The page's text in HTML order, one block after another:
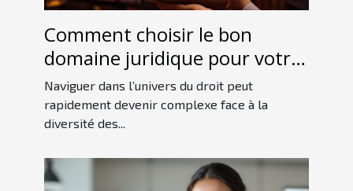
Comment choisir le bon
domaine juridique pour votre
cas ?
Naviguer dans l’univers du droit peut
rapidement devenir complexe face à la
diversité des...